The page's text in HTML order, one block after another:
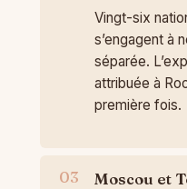
Vingt-six
s’engagent à
séparée.
attribuée à
première fois.
Moscou et